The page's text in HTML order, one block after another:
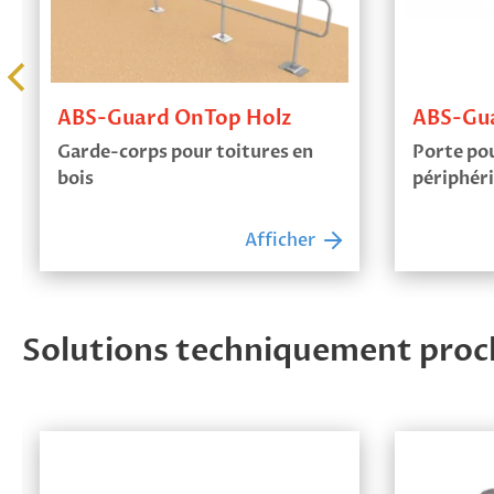
ABS-Guard OnTop Holz
Garde-corps pour toitures en
bois
Afficher
ABS-
Porte
Solutions techniquement